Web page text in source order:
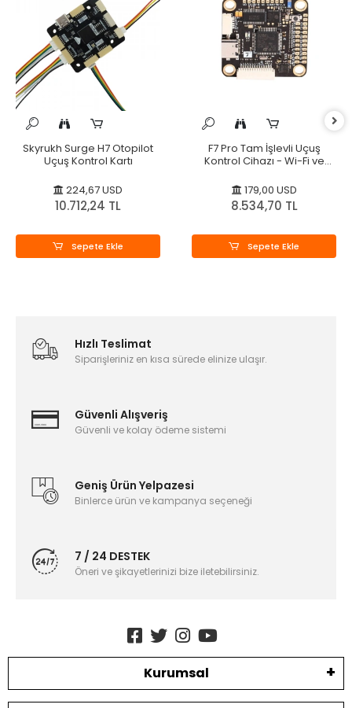
Skyrukh Surge H7 Otopilot
Uçuş Kontrol Kartı
224,67 USD
10.712,24 TL
Sepete Ekle
F7 Pro Tam İşlevli Uçuş
Kontrol Cihazı - Wi-Fi ve
179,00 USD
8.534,70 TL
Sepete Ekle
Hızlı Teslimat
Siparişleriniz en kısa sürede elinize ulaşır.
Güvenli Alışveriş
Güvenli ve kolay ödeme sistemi
Geniş Ürün Yelpazesi
Binlerce ürün ve kampanya seçeneği
7 / 24 DESTEK
Öneri ve şikayetlerinizi bize iletebilirsiniz.
Kurumsal